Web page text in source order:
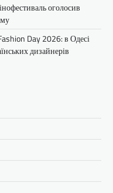
оголосив
Day 2026: в Одесі
дизайнерів